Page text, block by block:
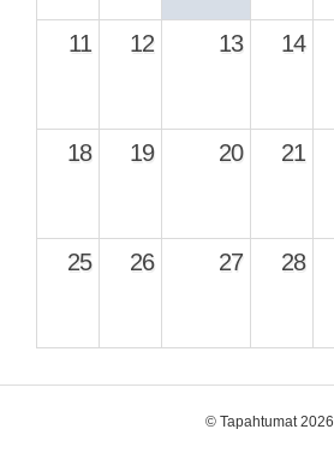
11 12 13 14
18 19 20 21
25 26 27 28
©Tapahtumat 2026